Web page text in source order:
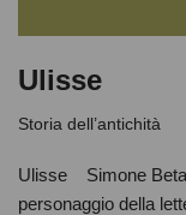
Ulisse
Storia dell’antichità
Ulisse Simone
personaggio della